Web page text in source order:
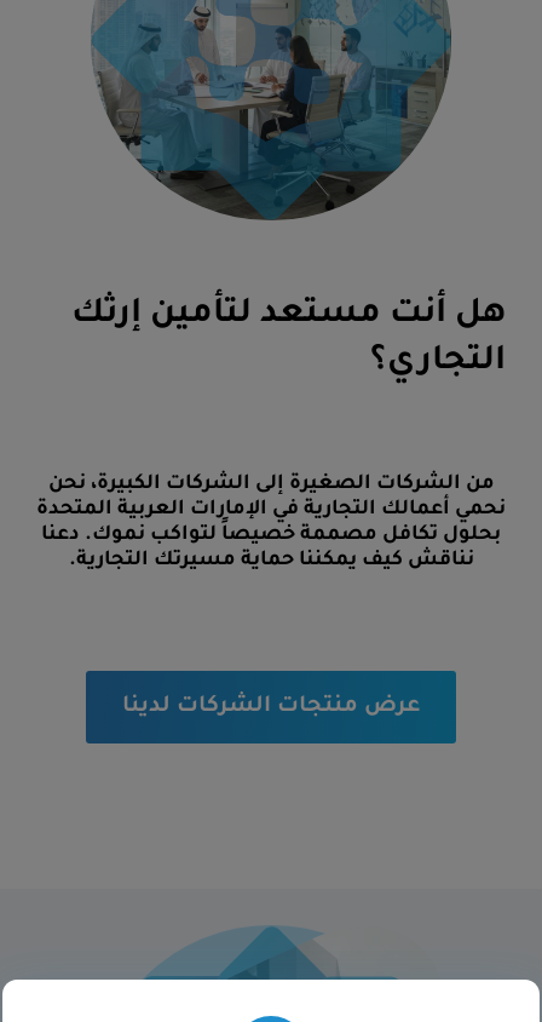
هل أنت مستعد لتأمين إرثك
التجاري؟
من الشركات الصغيرة إلى الشركات الكبيرة، نحن
نحمي أعمالك التجارية في الإمارات العربية المتحدة
بحلول تكافل مصممة خصيصاً لتواكب نموك. دعنا
نناقش كيف يمكننا حماية مسيرتك التجارية.
عرض منتجات الشركات لدينا